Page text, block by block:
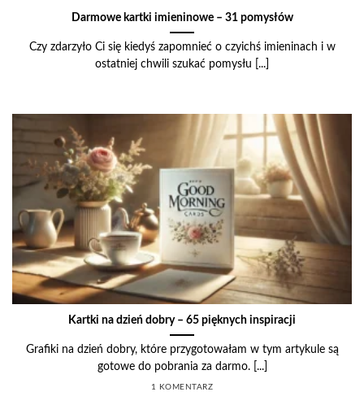
Darmowe kartki imieninowe – 31 pomysłów
Czy zdarzyło Ci się kiedyś zapomnieć o czyichś imieninach i w
ostatniej chwili szukać pomysłu [...]
Kartki na dzień dobry – 65 pięknych inspiracji
Grafiki na dzień dobry, które przygotowałam w tym artykule są
gotowe do pobrania za darmo. [...]
1 KOMENTARZ